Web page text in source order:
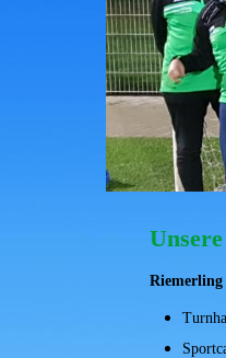
Riemerling